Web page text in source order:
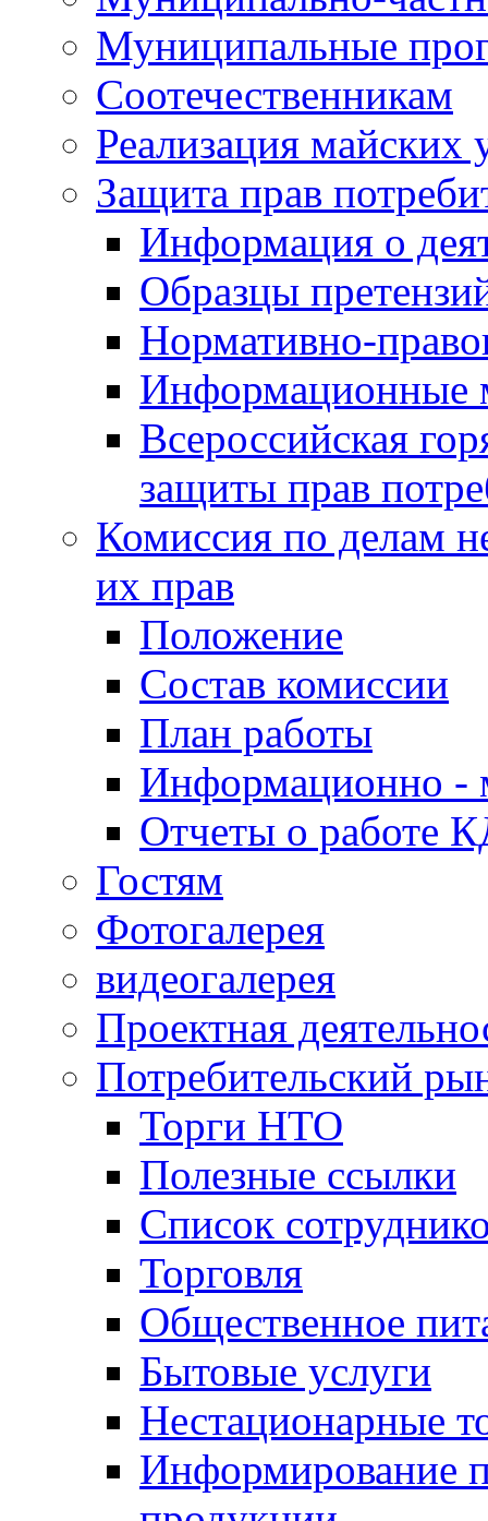
Муниципальные
Соотечественникам
Реализация майских
Защита прав
Информация о
Образцы
Нормативно-
Информационные
Всероссийская
защиты прав
Комиссия по делам
их прав
Положение
Состав комиссии
План работы
Информационно -
Отчеты о работе
Гостям
Фотогалерея
видеогалерея
Проектная
Потребительский
Торги НТО
Полезные ссылки
Список
Торговля
Общественное
Бытовые услуги
Нестационарные
Информирование